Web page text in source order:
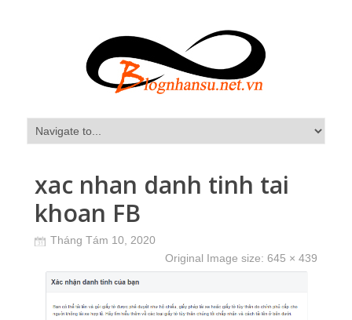
xac nhan danh tinh tai
khoan FB
Tháng Tám 10, 2020
Original Image size: 645 × 439